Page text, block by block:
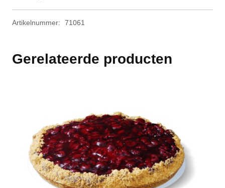
Artikelnummer: 71061
Gerelateerde producten